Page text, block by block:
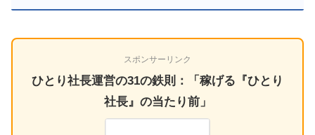
スポンサーリンク
ひとり社長運営の31の鉄則：「稼げる『ひとり
社長』の当たり前」